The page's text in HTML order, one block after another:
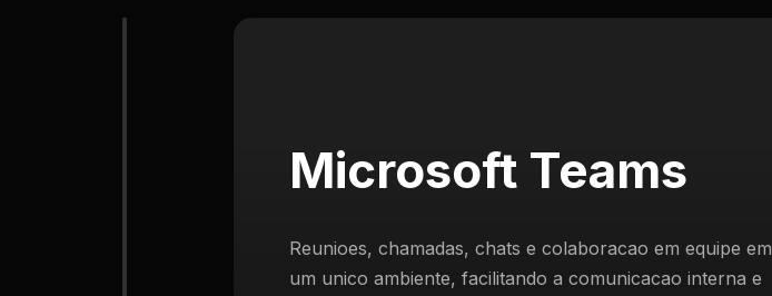
Microsoft Teams
Reunioes, chamadas, chats e colaboracao em equipe em
um unico ambiente, facilitando a comunicacao interna e